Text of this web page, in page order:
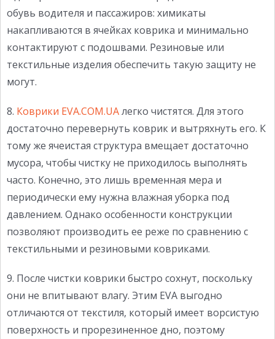
обувь водителя и пассажиров: химикаты
накапливаются в ячейках коврика и минимально
контактируют с подошвами. Резиновые или
текстильные изделия обеспечить такую ​​защиту не
могут.
8. Коврики EVA.COM.UAлегко чистятся. Для этого
достаточно перевернуть коврик и вытряхнуть его. К
тому же ячеистая структура вмещает достаточно
мусора, чтобы чистку не приходилось выполнять
часто. Конечно, это лишь временная мера и
периодически ему нужна влажная уборка под
давлением. Однако особенности конструкции
позволяют производить ее реже по сравнению с
текстильными и резиновыми ковриками.
9. После чистки коврики быстро сохнут, поскольку
они не впитывают влагу. Этим EVA выгодно
отличаются от текстиля, который имеет ворсистую
поверхность и прорезиненное дно, поэтому